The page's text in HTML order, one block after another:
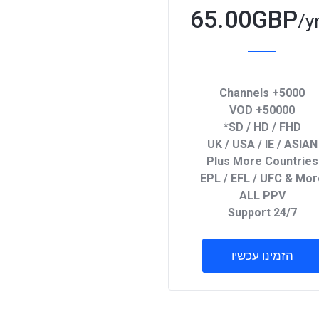
65.00GBP/
5000+ Channels
50000+ VOD
SD / HD / FHD*
UK / USA / IE / ASIAN
Plus More Countries
EPL / EFL / UFC &
ALL PPV
24/7 Support
הזמינו עכשיו